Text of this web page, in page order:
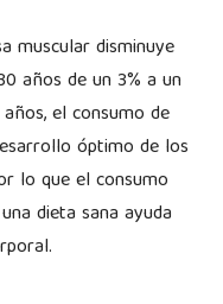
muscular disminuye
años de un 3% a un
el consumo de
óptimo de los
lo que el consumo
dieta sana ayuda